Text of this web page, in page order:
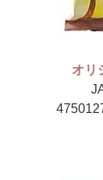
オリ